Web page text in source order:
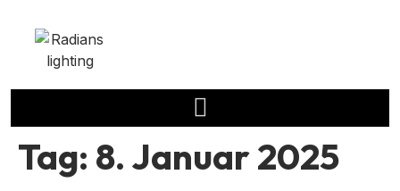
Tag: 8. Januar 2025